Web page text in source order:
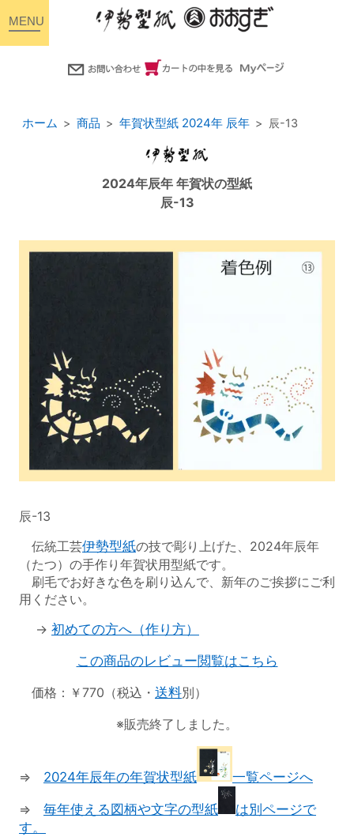
ホーム 商品 年賀状型紙 2024年 辰年 辰-13
2024年辰年 年賀状の型紙
辰-13
辰-13
伝統工芸伊勢型紙の技で彫り上げた、2024年辰年
（たつ）の手作り年賀状用型紙です。
刷毛でお好きな色を刷り込んで、新年のご挨拶にご利
用ください。
→ 初めての方へ（作り方）
この商品のレビュー閲覧はこちら
価格：￥770（税込・ 送料別）
※販売終了しました。
⇒ 2024年辰年の年賀状型紙 一覧ページへ
⇒ 毎年使える図柄や文字の型紙
は別ページで
す。
toggle
navigation